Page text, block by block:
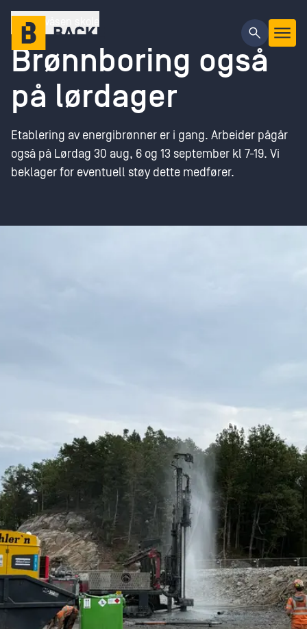
Gå til hovedinnhold
Lauvåsen skole
Brønnboring også
på lørdager
Etablering av energibrønner er i gang. Arbeider pågår
også på Lørdag 30 aug, 6 og 13 september kl 7-19. Vi
beklager for eventuell støy dette medfører.